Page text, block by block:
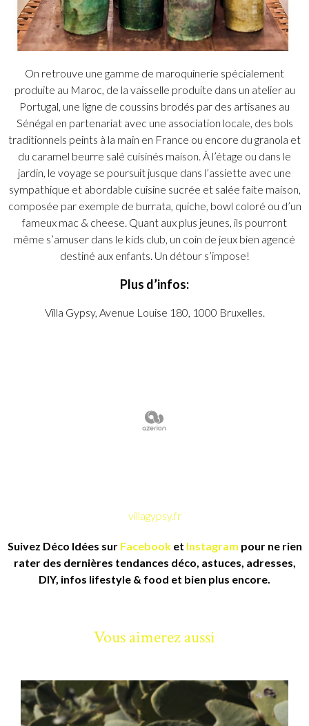
On retrouve une gamme de maroquinerie spécialement
produite au Maroc, de la vaisselle produite dans un atelier au
Portugal, une ligne de coussins brodés par des artisanes au
Sénégal en partenariat avec une association locale, des bols
traditionnels peints à la main en France ou encore du granola et
du caramel beurre salé cuisinés maison. À l’étage ou dans le
jardin, le voyage se poursuit jusque dans l’assiette avec une
sympathique et abordable cuisine sucrée et salée faite maison,
composée par exemple de burrata, quiche, bowl coloré ou d’un
fameux mac & cheese. Quant aux plus jeunes, ils pourront
même s’amuser dans le kids club, un coin de jeux bien agencé
destiné aux enfants. Un détour s’impose!
Plus d’infos:
Villa Gypsy, Avenue Louise 180, 1000 Bruxelles.
villagypsy.fr
Suivez Déco Idées sur Facebooket Instagram pour ne rien
rater des dernières tendances déco, astuces, adresses,
DIY, infos lifestyle & food et bien plus encore.
Vous aimerez aussi